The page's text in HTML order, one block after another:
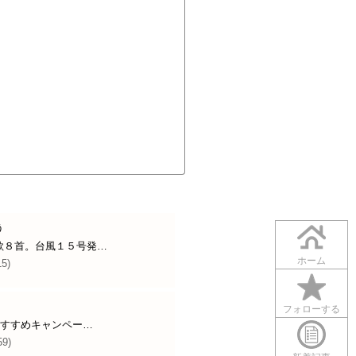
ホーム
フォローする
首。台風１５号発…
すめキャンペー…